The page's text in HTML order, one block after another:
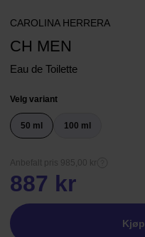
CAROLINA HERRERA
CH MEN
Eau de Toilette
Velg variant
50 ml 100 ml
Anbefalt pris 985,00 kr
887 kr
Kjøp